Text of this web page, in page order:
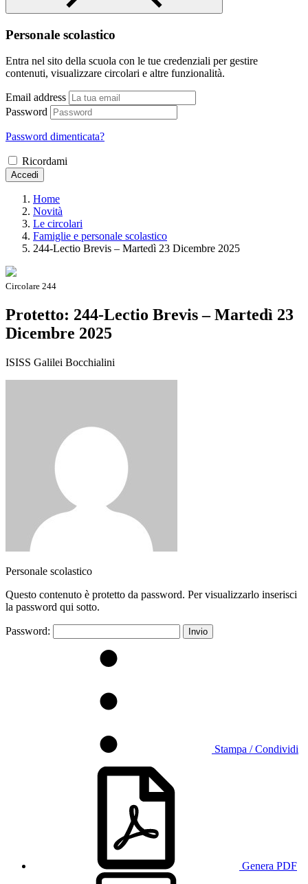
Personale scolastico
Entra nel sito della scuola con le tue credenziali per gestire
contenuti, visualizzare circolari e altre funzionalità.
Email address
Password
Password dimenticata?
Ricordami
Accedi
Home
Novità
Le circolari
Famiglie e personale scolastico
244-Lectio Brevis – Martedì 23 Dicembre 2025
Circolare 244
Protetto: 244-Lectio Brevis – Martedì 23
Dicembre 2025
ISISS Galilei Bocchialini
Personale scolastico
Questo contenuto è protetto da password. Per visualizzarlo inserisci
la password qui sotto.
Password:
Stampa / Condividi
Genera PDF